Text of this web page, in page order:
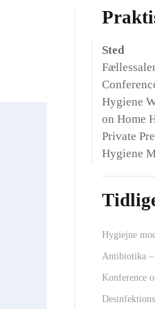
Sted
Hygiene
on Home
Private
Hygiene
Hygiejne
Antibiotika –
Konference